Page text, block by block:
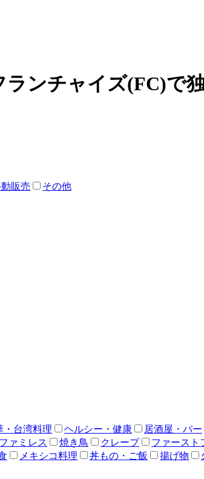
ンチャイズ(FC)で
販売 その他
・台湾料理 ヘルシー・健康 居酒屋・バー
ァミレス 焼き鳥 クレープ ファースト
メキシコ料理 丼もの・ご飯 揚げ物